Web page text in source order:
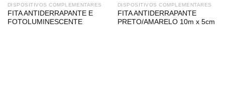
DISPOSITIVOS COMPLEMENTARES
FITA ANTIDERRAPANTE E
FOTOLUMINESCENTE
DISPOSITIVOS COMPLEMENTARES
FITA ANTIDERRAPANTE
PRETO/AMARELO 10m x 5cm